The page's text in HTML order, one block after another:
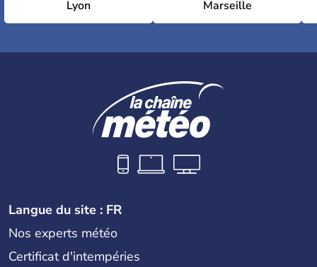
Lyon Marseille
Langue du site : FR
Nos experts météo
Certificat d'intempéries